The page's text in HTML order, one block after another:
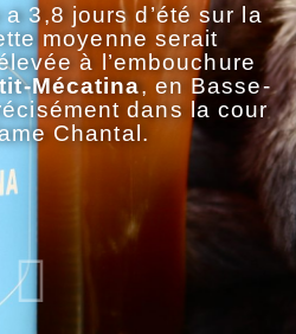
3,8 jours d’été sur la
moyenne serait
à l’embouchure
Mécatina, en Basse-
dans la cour
Chantal.